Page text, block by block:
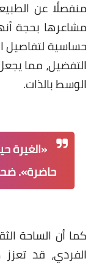
منفصلًا عن
مشاعرها بحجة
حساسية لتفاصيل
التفضيل، مما
الوسط بالذات.
«الغيرة
حاضرة».
كما أن الساحة
الفردي، قد